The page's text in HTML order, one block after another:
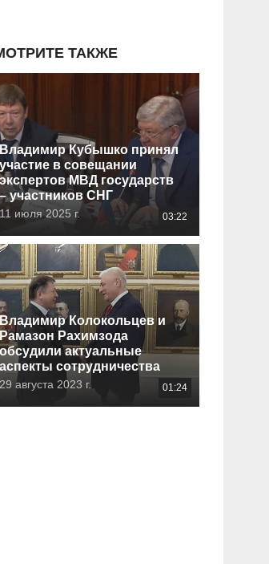
ТАКЖЕ
Владимир Кубышко принял
участие в совещании
экспертов МВД государств
– участников СНГ
11 июля 2025 г. 03:22
Владимир Колокольцев и
Рамазон Рахимзода
обсудили актуальные
аспекты сотрудничества
29 августа 2023 г. 01:24